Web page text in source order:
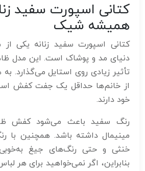
کتانی اسپورت سفید
همیشه شیک
کتانی اسپورت سفید زنانه یکی
دنیای مد و پوشاک است. این مدل
تأثیر زیادی روی استایل می‌گذارد.
از خانم‌ها حداقل یک جفت کفش
خود دارند.
رنگ سفید باعث می‌شود کفش
مینیمال داشته باشد. همچنین با
خنثی و حتی رنگ‌های جیغ
بنابراین، اگر نمی‌خواهید برای هر